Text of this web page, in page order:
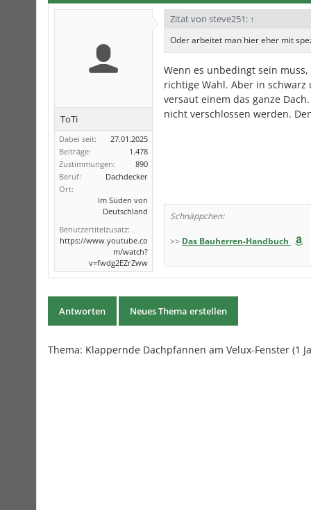
ToTi
Dabei seit:
27.01.2025
Beiträge:
1.478
Zustimmungen:
890
Beruf:
Dachdecker
Ort:
Im Süden von
Deutschland
Benutzertitelzusatz:
https://www.youtube.co
m/watch?
v=fwdg2EZrZww
Zitat von steve251: ↑
Oder arbeitet man hier eher mit
Wenn es unbedingt sein
richtige Wahl. Aber in
versaut einem das ganze
nicht verschlossen werden.
Schnäppchen:
>> Das Bauherren-Handbuch
Antworten Neues Thema erstellen
Thema: Klappernde Dachpfannen am Velux-Fenster (1